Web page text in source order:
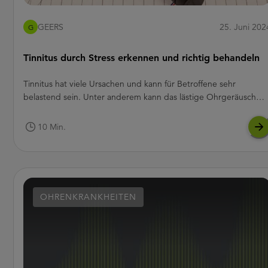
G GEERS 25. Juni
Tinnitus durch Stress erkennen und richtig behandeln
Tinnitus hat viele Ursachen und kann für Betroffene sehr
belastend sein. Unter anderem kann das lästige Ohrgeräusch
Tinnitus-Auslöser zu vermeiden und den Ohren im Alltag Ruhe
zusammengefasst.
10 Min.
OHRENKRANKHEITEN